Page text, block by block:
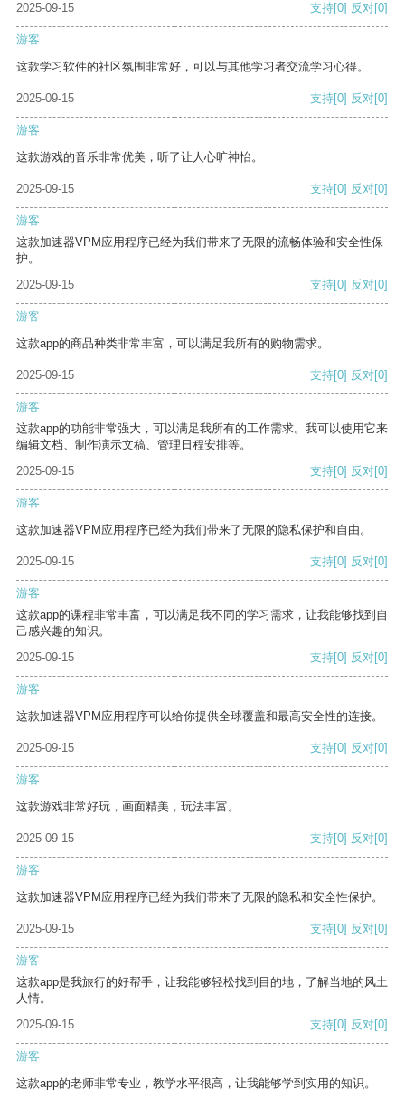
2025-09-15 支持[0] 反对[0]
游客
这款学习软件的社区氛围非常好，可以与其他学习者交流学习心得。
2025-09-15 支持[0] 反对[0]
游客
这款游戏的音乐非常优美，听了让人心旷神怡。
2025-09-15 支持[0] 反对[0]
游客
这款加速器VPM应用程序已经为我们带来了无限的流畅体验和安全性保
护。
2025-09-15
支持[0] 反对[0]
游客
这款app的商品种类非常丰富，可以满足我所有的购物需求。
2025-09-15 支持[0] 反对[0]
游客
这款app的功能非常强大，可以满足我所有的工作需求。我可以使用它来
编辑文档、制作演示文稿、管理日程安排等。
2025-09-15
支持[0] 反对[0]
游客
这款加速器VPM应用程序已经为我们带来了无限的隐私保护和自由。
2025-09-15 支持[0] 反对[0]
游客
这款app的课程非常丰富，可以满足我不同的学习需求，让我能够找到自
己感兴趣的知识。
2025-09-15
支持[0] 反对[0]
游客
这款加速器VPM应用程序可以给你提供全球覆盖和最高安全性的连接。
2025-09-15 支持[0] 反对[0]
游客
这款游戏非常好玩，画面精美，玩法丰富。
2025-09-15 支持[0] 反对[0]
游客
这款加速器VPM应用程序已经为我们带来了无限的隐私和安全性保护。
2025-09-15 支持[0] 反对[0]
游客
这款app是我旅行的好帮手，让我能够轻松找到目的地，了解当地的风土
人情。
2025-09-15
支持[0] 反对[0]
游客
这款app的老师非常专业，教学水平很高，让我能够学到实用的知识。